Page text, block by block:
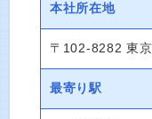
本社所在地
〒102-8282 東
最寄り駅